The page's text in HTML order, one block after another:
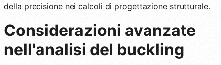
della precisione nei calcoli di progettazione strutturale.
Considerazioni avanzate
nell'analisi del buckling